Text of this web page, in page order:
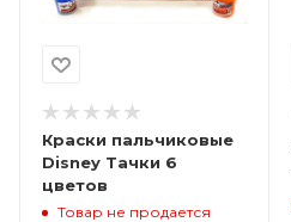
Краски пальчиковые
Disney Тачки 6
цветов
Товар не продается